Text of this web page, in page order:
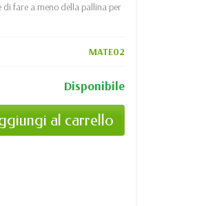
di fare a meno della pallina per
MATE02
Disponibile
al carrello